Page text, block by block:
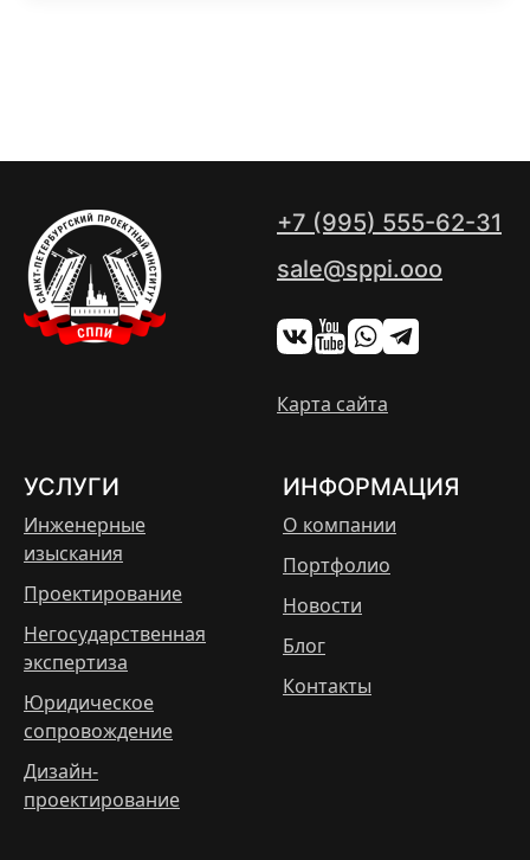
+7 (995) 555-62-31
sale@sppi.ooo
Карта сайта
УСЛУГИ
Инженерные
изыскания
Проектирование
Негосударственная
экспертиза
Юридическое
сопровождение
Дизайн-
проектирование
ИНФОРМАЦИЯ
О компании
Портфолио
Новости
Блог
Контакты